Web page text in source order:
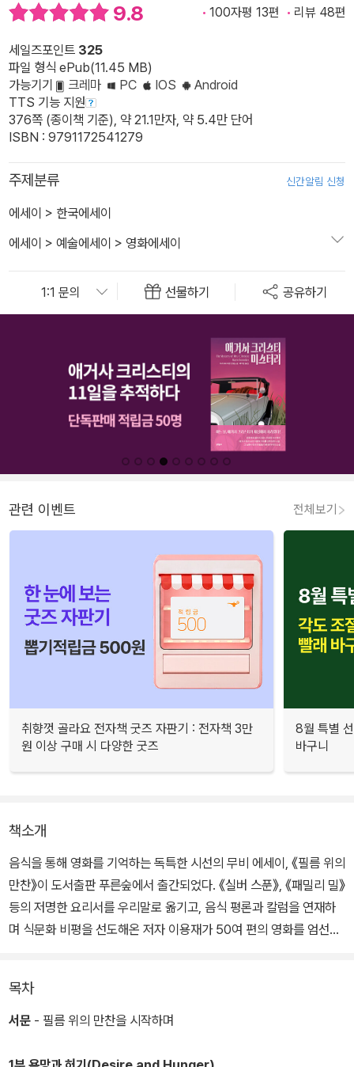
9.8 100자평 13편 리뷰 48편
세일즈포인트 325
파일 형식 ePub(11.45 MB)
가능기기
크레마 PC IOS
Android
TTS 기능 지원
376쪽 (종이책 기준), 약 21.1만자, 약 5.4만 단어
ISBN : 9791172541279
주제분류 신간알림 신청
에세이 > 한국에세이
에세이 > 예술에세이 > 영화에세이
선물하기 공유하기
관련 이벤트 전체보기
취향껏 골라요 전자책 굿즈 자판기 : 전자책 3만
원 이상 구매 시 다양한 굿즈
8월 특별
바구니
책소개
음식을 통해 영화를 기억하는 독특한 시선의 무비 에세이, 《필름 위의
만찬》이 도서출판 푸른숲에서 출간되었다. 《실버 스푼》, 《패밀리 밀》
등의 저명한 요리서를 우리말로 옮기고, 음식 평론과 칼럼을 연재하
며 식문화 비평을 선도해온 저자 이용재가 50여 편의 영화를 엄선해
책은 단순한 영화 리뷰를 넘어, 음식이 인물의 심리를 비추는 거울이
자 서사의 결정적 단서가 되는 순간들을 세밀하게 포착해 생각지 못
음식’(〈왕과 사는 남자〉)부터, 단조로운 일상을 충실히 이어가는 주인
목차
서문 - 필름 위의 만찬을 시작하며